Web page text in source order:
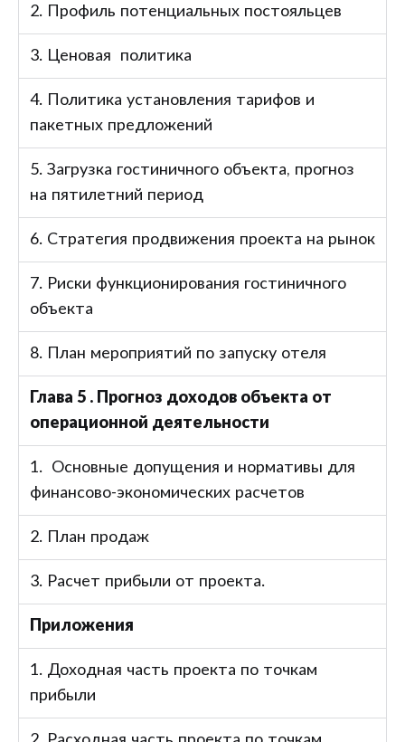
2. Профиль потенциальных постояльцев
3. Ценовая политика
4. Политика установления тарифов и
пакетных предложений
5. Загрузка гостиничного объекта, прогноз
на пятилетний период
6. Стратегия продвижения проекта на рынок
7. Риски функционирования гостиничного
объекта
8. План мероприятий по запуску отеля
Глава 5 . Прогноз доходов объекта от
операционной деятельности
1. Основные допущения и нормативы для
финансово-экономических расчетов
2. План продаж
3. Расчет прибыли от проекта.
Приложения
1. Доходная часть проекта по точкам
прибыли